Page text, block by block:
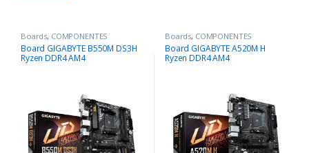
Boards, COMPONENTES
Board GIGABYTE B550M DS3H
Ryzen DDR4 AM4
Boards, COMPONENTES
Board GIGABYTE A520M H
Ryzen DDR4 AM4